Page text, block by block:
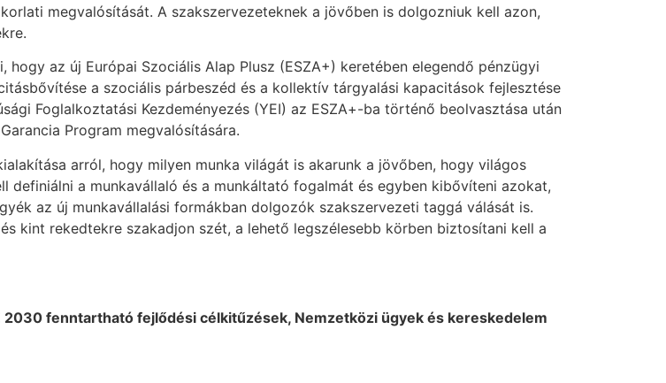
megvalósítását. A szakszervezeteknek a jövőben is dolgozniuk kell azon,
az új Európai Szociális Alap Plusz (ESZA+) keretében elegendő pénzügyi
a szociális párbeszéd és a kollektív tárgyalási kapacitások fejlesztése
Foglalkoztatási Kezdeményezés (YEI) az ESZA+-ba történő beolvasztása után
Program megvalósítására.
arról, hogy milyen munka világát is akarunk a jövőben, hogy világos
definiálni a munkavállaló és a munkáltató fogalmát és egyben kibővíteni azokat,
az új munkavállalási formákban dolgozók szakszervezeti taggá válását is.
kint rekedtekre szakadjon szét, a lehető legszélesebb körben biztosítani kell a
2030 fenntartható fejlődési célkitűzések, Nemzetközi ügyek és kereskedelem